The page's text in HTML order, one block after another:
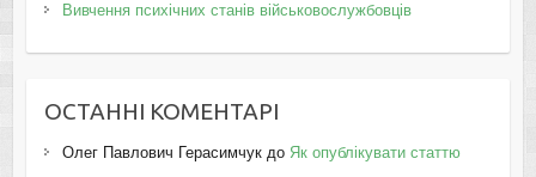
Вивчення психічних станів військовослужбовців
ОСТАННІ КОМЕНТАРІ
Олег Павлович Герасимчукдо Як опублікувати статтю